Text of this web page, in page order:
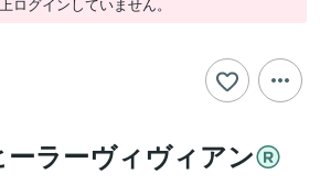
ラーヴィヴィアン